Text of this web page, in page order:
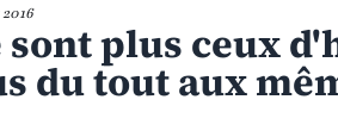
plus ceux
du tout aux